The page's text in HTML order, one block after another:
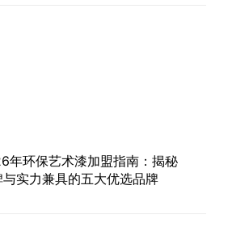
年环保艺术漆加盟指南：揭秘
与实力兼具的五大优选品牌